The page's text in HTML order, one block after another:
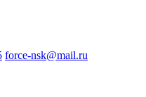
force-nsk@mail.ru